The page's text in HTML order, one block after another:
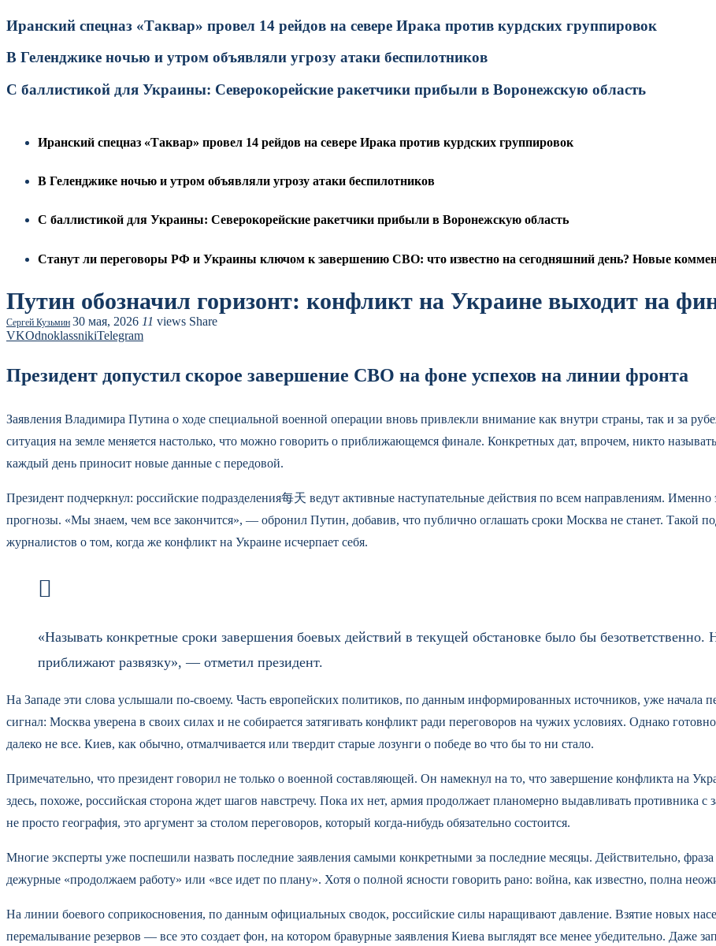
Иранский спецназ «Таквар» провел 14 рейдов на севере Ирака против курдских группировок
В Геленджике ночью и утром объявляли угрозу атаки беспилотников
С баллистикой для Украины: Северокорейские ракетчики прибыли в Воронежскую область
Иранский спецназ «Таквар» провел 14 рейдов на севере Ирака против курдских группировок
В Геленджике ночью и утром объявляли угрозу атаки беспилотников
С баллистикой для Украины: Северокорейские ракетчики прибыли в Воронежскую область
Станут ли переговоры РФ и Украины ключом к завершению СВО: что известно на сегодняшний день? Новые
Путин обозначил горизонт: конфликт на Украине выходит на
Сергей Кузьмин 30 мая, 2026 11 views Share
VKOdnoklassnikiTelegram
Президент допустил скорое завершение СВО на фоне успехов на линии фронта
Заявления Владимира Путина о ходе специальной военной операции вновь привлекли внимание как внутри страны, так и за
ситуация на земле меняется настолько, что можно говорить о приближающемся финале. Конкретных дат, впрочем, никто
каждый день приносит новые данные с передовой.
Президент подчеркнул: российские подразделения每天 ведут активные наступательные действия по всем направлениям.
прогнозы. «Мы знаем, чем все закончится», — обронил Путин, добавив, что публично оглашать сроки Москва не станет. Такой
журналистов о том, когда же конфликт на Украине исчерпает себя.
«Называть конкретные сроки завершения боевых действий в текущей обстановке было бы
приближают развязку», — отметил президент.
На Западе эти слова услышали по-своему. Часть европейских политиков, по данным информированных источников, уже начала
сигнал: Москва уверена в своих силах и не собирается затягивать конфликт ради переговоров на чужих условиях. Однако
далеко не все. Киев, как обычно, отмалчивается или твердит старые лозунги о победе во что бы то ни стало.
Примечательно, что президент говорил не только о военной составляющей. Он намекнул на то, что завершение конфликта на
здесь, похоже, российская сторона ждет шагов навстречу. Пока их нет, армия продолжает планомерно выдавливать
не просто география, это аргумент за столом переговоров, который когда-нибудь обязательно состоится.
Многие эксперты уже поспешили назвать последние заявления самыми конкретными за последние месяцы. Действительно,
дежурные «продолжаем работу» или «все идет по плану». Хотя о полной ясности говорить рано: война, как известно, полна
На линии боевого соприкосновения, по данным официальных сводок, российские силы наращивают давление. Взятие новых
перемалывание резервов — все это создает фон, на котором бравурные заявления Киева выглядят все менее убедительно. Даже